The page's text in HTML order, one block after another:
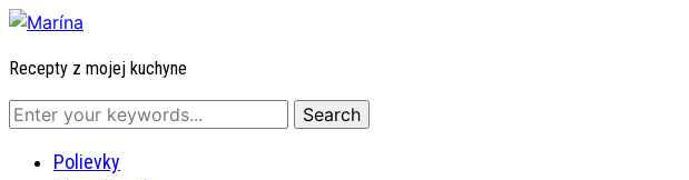
Recepty z mojej kuchyne
Polievky